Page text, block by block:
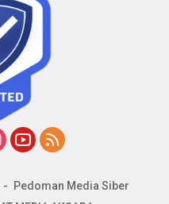
Pedoman Media Siber